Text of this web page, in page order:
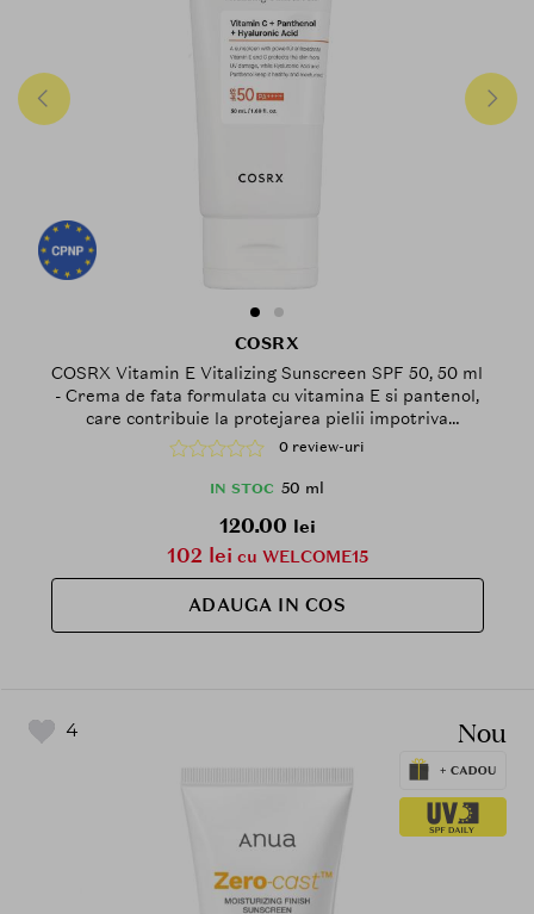
COSRX
COSRX Vitamin E Vitalizing Sunscreen SPF 50, 50 ml
- Crema de fata formulata cu vitamina E si pantenol,
care contribuie la protejarea pielii impotriva
radiatiilor UV si la metinerea aspectului hidratat,
Daily
0 review-uri
IN STOC 50 ml
120.00 lei
102 lei cu WELCOME15
ADAUGA IN COS
4 Nou